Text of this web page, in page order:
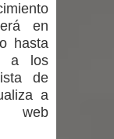
en
hasta
a los
de
a
web